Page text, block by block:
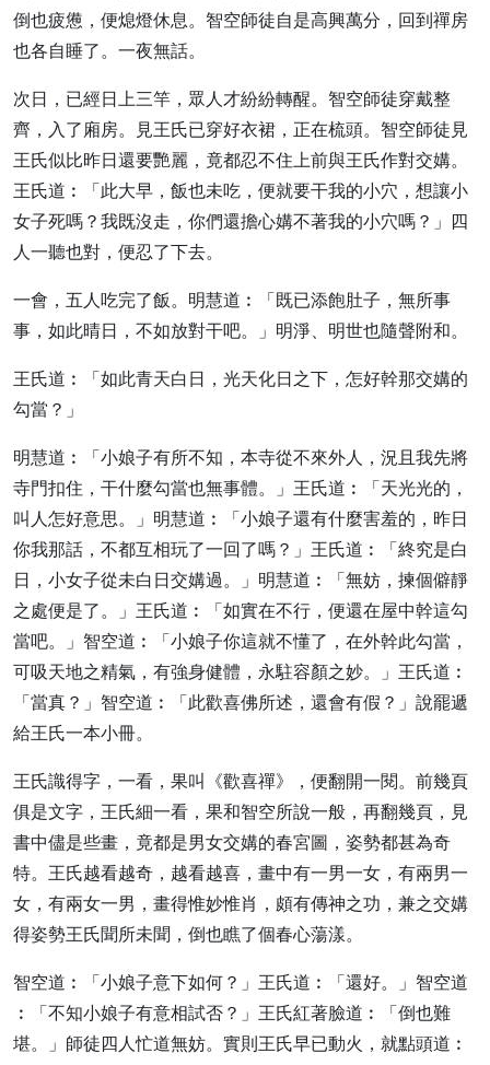
倒也疲憊，便熄燈休息。智空師徒自是高興萬分，回到禪房
也各自睡了。一夜無話。
次日，已經日上三竿，眾人才紛紛轉醒。智空師徒穿戴整
齊，入了廂房。見王氏已穿好衣裙，正在梳頭。智空師徒見
王氏似比昨日還要艷麗，竟都忍不住上前與王氏作對交媾。
王氏道︰「此大早，飯也未吃，便就要干我的小穴，想讓小
女子死嗎？我既沒走，你們還擔心媾不著我的小穴嗎？」四
人一聽也對，便忍了下去。
一會，五人吃完了飯。明慧道︰「既已添飽肚子，無所事
事，如此晴日，不如放對干吧。」明淨、明世也隨聲附和。
王氏道︰「如此青天白日，光天化日之下，怎好幹那交媾的
勾當？」
明慧道︰「小娘子有所不知，本寺從不來外人，況且我先將
寺門扣住，干什麼勾當也無事體。」王氏道︰「天光光的，
叫人怎好意思。」明慧道︰「小娘子還有什麼害羞的，昨日
你我那話，不都互相玩了一回了嗎？」王氏道︰「終究是白
日，小女子從未白日交媾過。」明慧道︰「無妨，揀個僻靜
之處便是了。」王氏道︰「如實在不行，便還在屋中幹這勾
當吧。」智空道︰「小娘子你這就不懂了，在外幹此勾當，
可吸天地之精氣，有強身健體，永駐容顏之妙。」王氏道︰
「當真？」智空道︰「此歡喜佛所述，還會有假？」說罷遞
給王氏一本小冊。
王氏識得字，一看，果叫《歡喜禪》，便翻開一閱。前幾頁
俱是文字，王氏細一看，果和智空所說一般，再翻幾頁，見
書中儘是些畫，竟都是男女交媾的春宮圖，姿勢都甚為奇
特。王氏越看越奇，越看越喜，畫中有一男一女，有兩男一
女，有兩女一男，畫得惟妙惟肖，頗有傳神之功，兼之交媾
得姿勢王氏聞所未聞，倒也瞧了個春心蕩漾。
智空道︰「小娘子意下如何？」王氏道︰「還好。」智空道
︰「不知小娘子有意相試否？」王氏紅著臉道︰「倒也難
堪。」師徒四人忙道無妨。實則王氏早已動火，就點頭道︰